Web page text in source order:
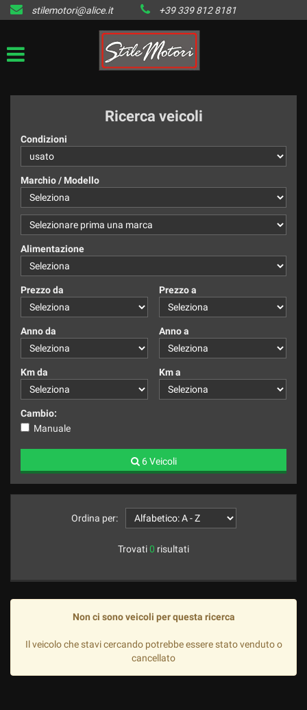
HOME
LISTA VEICOLI DISPONIBILI
IL VENDUTO
CONTATTI
stilemotori@alice.it +39 339 812 8181
Ricerca veicoli
Condizioni
Marchio / Modello
Alimentazione
Prezzo da Prezzo a
Anno da Anno a
Km da Km a
Cambio:
Manuale
6 Veicoli
Ordina per:
Trovati0 risultati
Non ci sono veicoli per questa ricerca
Il veicolo che stavi cercando potrebbe essere stato venduto o
cancellato